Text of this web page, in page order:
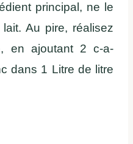
principal, ne le
Au pire, réalisez
en ajoutant 2 c-a-
dans 1 Litre de litre